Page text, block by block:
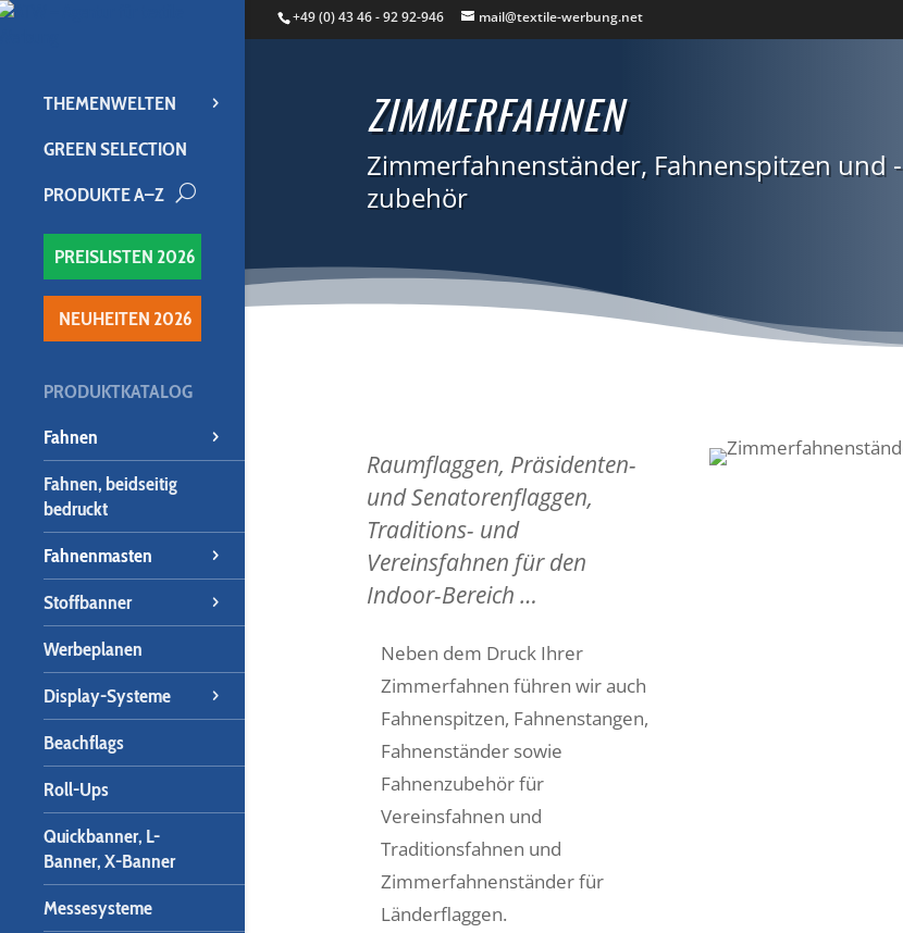
+49 (0) 43 46 - 92 92-946 mail@textile-werbung.net
THEMENWELTEN
GREEN SELECTION
PRODUKTE A–Z
U
PREISLISTEN 2026
NEUHEITEN 2026
PRODUKTKATALOG
Fahnen
Fahnen, beidseitig
bedruckt
Fahnenmasten
Stoffbanner
Werbeplanen
Display-Systeme
Beachflags
Roll-Ups
Quickbanner, L-
Banner, X-Banner
Messesysteme
ZIMMERFAHNEN
Zimmerfahnenständer, Fahnenspitzen und -
zubehör
Raumflaggen, Präsidenten-
und Senatorenflaggen,
Traditions- und
Vereinsfahnen für den
Indoor-Bereich …
Neben dem Druck Ihrer
Zimmerfahnen führen wir auch
Fahnenspitzen, Fahnenstangen,
Fahnenständer sowie
Fahnenzubehör für
Vereinsfahnen und
Traditionsfahnen und
Zimmerfahnenständer für
Länderflaggen.